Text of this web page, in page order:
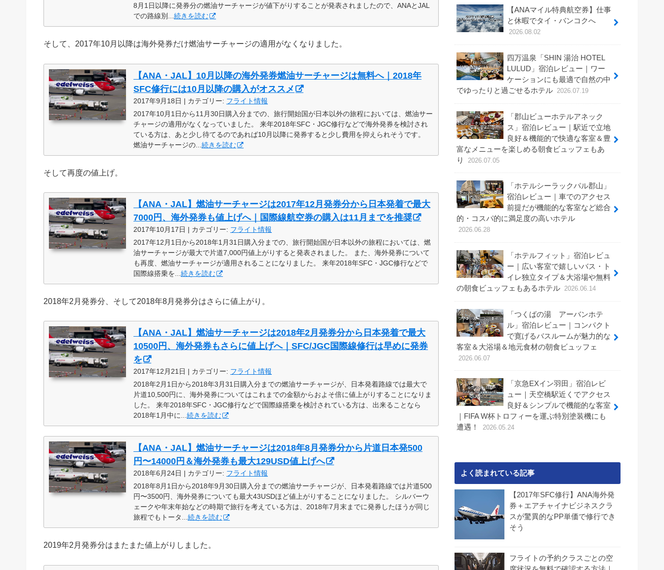
8月1日以降に発券分の燃油サーチャージが値下がりすることが発表されましたので、ANAとJAL
での路線別...続きを読む
そして、2017年10月以降は海外発券だけ燃油サーチャージの適用がなくなりました。
【ANA・JAL】10月以降の海外発券燃油サーチャージは無料へ｜2018年
SFC修行には10月以降の購入がオススメ
2017年9月18日 | カテゴリー: フライト情報
2017年10月1日から11月30日購入分までの、旅行開始国が日本以外の旅程においては、燃油サー
チャージの適用がなくなっていました。 来年2018年SFC・JGC修行などで海外発券を検討され
ている方は、あと少し待てるのであれば10月以降に発券すると少し費用を抑えられそうです。
燃油サーチャージの...続きを読む
そして再度の値上げ。
【ANA・JAL】燃油サーチャージは2017年12月発券分から日本発着で最大
7000円、海外発券も値上げへ｜国際線航空券の購入は11月までを推奨
2017年10月17日 | カテゴリー: フライト情報
2017年12月1日から2018年1月31日購入分までの、旅行開始国が日本以外の旅程においては、燃
油サーチャージが最大で片道7,000円値上がりすると発表されました。 また、海外発券について
も再度、燃油サーチャージが適用されることになりました。 来年2018年SFC・JGC修行などで
国際線搭乗を...続きを読む
2018年2月発券分、そして2018年8月発券分はさらに値上がり。
【ANA・JAL】燃油サーチャージは2018年2月発券分から日本発着で最大
10500円、海外発券もさらに値上げへ｜SFC/JGC国際線修行は早めに発券
を
2017年12月21日 | カテゴリー: フライト情報
2018年2月1日から2018年3月31日購入分までの燃油サーチャージが、日本発着路線では最大で
片道10,500円に、海外発券についてはこれまでの金額からおよそ倍に値上がりすることになりま
した。 来年2018年SFC・JGC修行などで国際線搭乗を検討されている方は、出来ることなら
2018年1月中に...続きを読む
【ANA・JAL】燃油サーチャージは2018年8月発券分から片道日本発500
円〜14000円＆海外発券も最大129USD値上げへ
2018年6月24日 | カテゴリー: フライト情報
2018年8月1日から2018年9月30日購入分までの燃油サーチャージが、日本発着路線では片道500
円〜3500円、海外発券についても最大43USDほど値上がりすることになりました。 シルバーウ
ェークや年末年始などの時期で旅行を考えている方は、2018年7月末までに発券したほうが同じ
旅程でもトータ...続きを読む
2019年2月発券分はまたまた値上がりしました。
【ANAマイル特典航空券】仕事
と休暇でタイ・バンコクへ
2026.08.02
四万温泉「SHIN 湯治 HOTEL
LULUD」宿泊レビュー｜ワー
ケーションにも最適で自然の中
でゆったりと過ごせるホテル 2026.07.19
「郡山ビューホテルアネック
ス」宿泊レビュー｜駅近で立地
良好＆機能的で快適な客室＆豊
富なメニューを楽しめる朝食ビュッフェもあ
り
2026.07.05
「ホテルシーラックパル郡山」
宿泊レビュー｜車でのアクセス
前提だが機能的な客室など総合
的・コスパ的に満足度の高いホテル
2026.06.28
「ホテルフィット」宿泊レビュ
ー｜広い客室で嬉しいバス・ト
イレ独立タイプ＆大浴場や無料
の朝食ビュッフェもあるホテル 2026.06.14
「つくばの湯 アーバンホテ
ル」宿泊レビュー｜コンパクト
で寛げるバスルームが魅力的な
客室＆大浴場＆地元食材の朝食ビュッフェ
2026.06.07
「京急EXイン羽田」宿泊レビ
ュー｜天空橋駅近くでアクセス
良好＆シンプルで機能的な客室
｜FIFA W杯トロフィーを運ぶ特別塗装機にも
遭遇！
2026.05.24
よく読まれている記事
【2017年SFC修行】ANA海外発
券＋エアチャイナビジネスクラ
スが驚異的なPP単価で修行でき
そう
フライトの予約クラスごとの空